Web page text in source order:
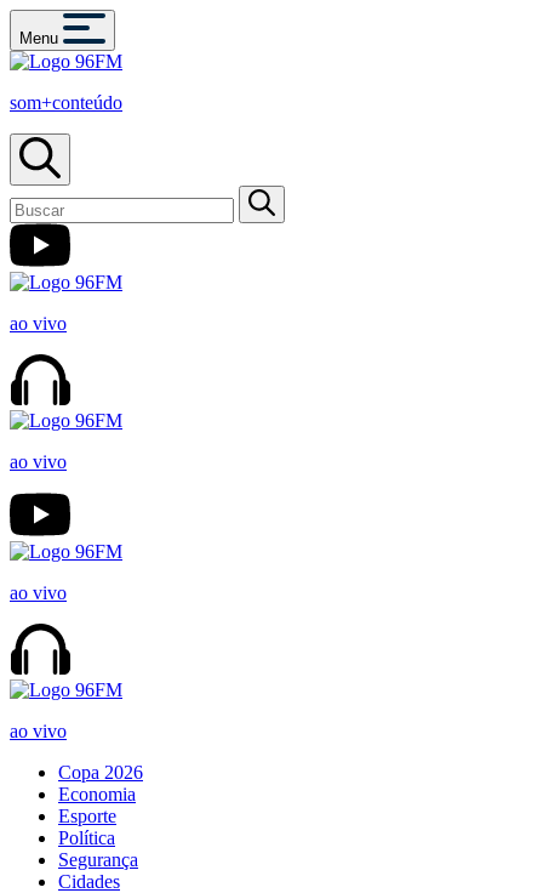
Menu
som+conteúdo
ao vivo
ao vivo
ao vivo
ao vivo
Copa 2026
Economia
Esporte
Política
Segurança
Cidades